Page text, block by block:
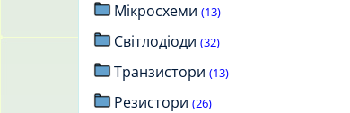
Мікросхеми (13)
Світлодіоди (32)
Транзистори (13)
Резистори (26)